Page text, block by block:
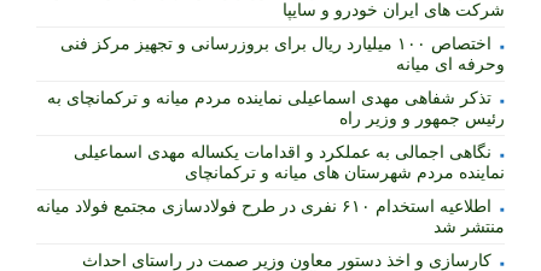
شرکت های ایران خودرو و سایپا
اختصاص ۱۰۰ میلیارد ریال برای بروزرسانی و تجهیز مرکز فنی
وحرفه ای میانه
تذکر شفاهی مهدی اسماعیلی نماینده مردم میانه و ترکمانچای به
رئیس جمهور و وزیر راه
نگاهی اجمالی به عملکرد و اقدامات یکساله مهدی اسماعیلی
نماینده مردم شهرستان های میانه و ترکمانچای
اطلاعیه استخدام ۶۱۰ نفری در طرح فولادسازی مجتمع فولاد میانه
منتشر شد
کارسازی و اخذ دستور معاون وزیر صمت در راستای احداث